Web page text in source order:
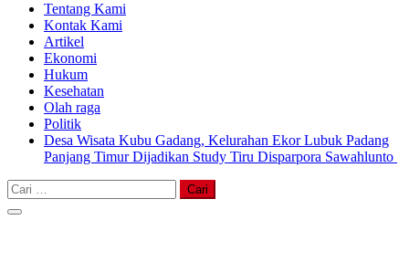
Tentang Kami
Kontak Kami
Artikel
Ekonomi
Hukum
Kesehatan
Olah raga
Politik
Desa Wisata Kubu Gadang, Kelurahan Ekor Lubuk Padang
Panjang Timur Dijadikan Study Tiru Disparpora Sawahlunto
Cari
untuk: